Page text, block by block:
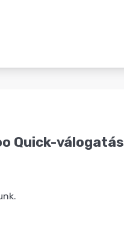
Quick-válogatás